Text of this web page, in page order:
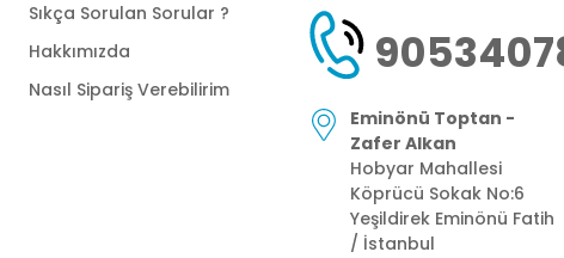
Sıkça Sorulan Sorular ?
Hakkımızda
Nasıl Sipariş Verebilirim
Eminönü Toptan -
Zafer Alkan
Hobyar Mahallesi
Köprücü Sokak No:6
Yeşildirek Eminönü Fatih
/ İstanbul